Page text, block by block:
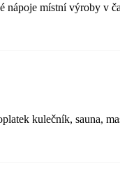
nápoje místní výroby v
kulečník, sauna,